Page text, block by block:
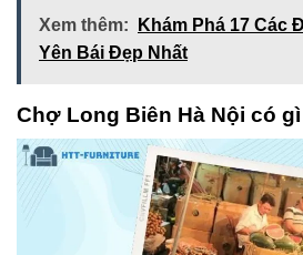
Xem thêm:
Khám Phá 17 Các
Yên Bái Đẹp Nhất
Chợ Long Biên Hà Nội có